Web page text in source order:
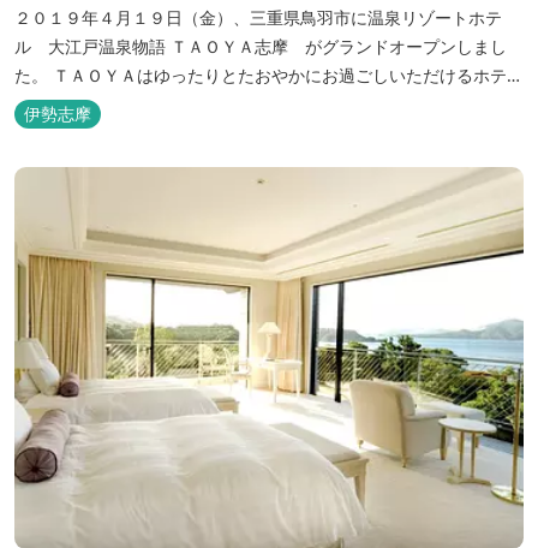
２０１９年４月１９日（金）、三重県鳥羽市に温泉リゾートホテ
ル 大江戸温泉物語 ＴＡＯＹＡ志摩 がグランドオープンしまし
た。 ＴＡＯＹＡはゆったりとたおやかにお過ごしいただけるホテル
を目指し、カキの産地の鳥羽市浦村町にオープンしました。 目の前
は太平洋に注ぐ伊勢湾の海の風景が広がり、後背は山に囲まれ、自
然豊かな環境で、正にゆったりとたおやかに時が流れています。
伊勢志摩